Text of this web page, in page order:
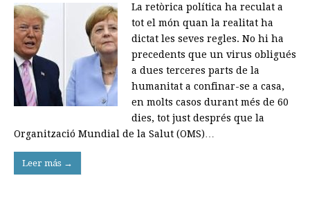
La retòrica política ha reculat a
tot el món quan la realitat ha
dictat les seves regles. No hi ha
precedents que un virus obligués
a dues terceres parts de la
humanitat a confinar-se a casa,
en molts casos durant més de 60
dies, tot just després que la
Organització Mundial de la Salut (OMS)…
Leer más →